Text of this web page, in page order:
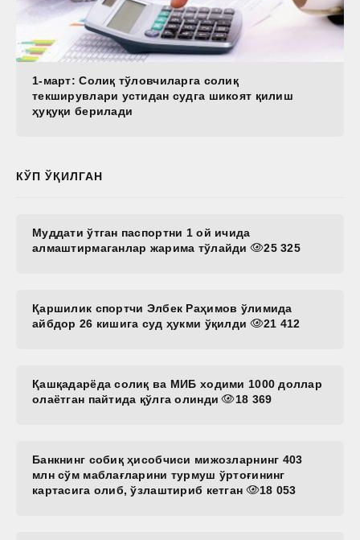
1-март: Солиқ тўловчиларга солиқ
текширувлари устидан судга шикоят қилиш
ҳуқуқи берилади
КЎП ЎҚИЛГАН
Муддати ўтган паспортни 1 ой ичида
алмаштирмаганлар жарима тўлайди
25 325
Қаршилик спортчи Элбек Раҳимов ўлимида
айбдор 26 кишига суд ҳукми ўқилди
21 412
Қашқадарёда солиқ ва МИБ ходими 1000 доллар
олаётган пайтида қўлга олинди
18 369
Банкнинг собиқ ҳисобчиси мижозларнинг 403
млн сўм маблағларини турмуш ўртоғининг
картасига олиб, ўзлаштириб кетган
18 053